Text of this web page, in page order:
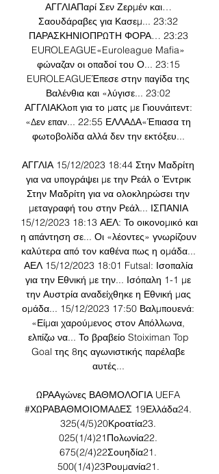
ΑΓΓΛΙΑΠαρί Σεν Ζερμέν και…
Σαουδάραβες για Κασεμ... 23:32
ΠΑΡΑΣΚΗΝΙΟΠΡΩΤΗ ΦΟΡΑ… 23:23
EUROLEAGUE«Euroleague Mafia»
φώναζαν οι οπαδοί του Ο... 23:15
EUROLEAGUEΈπεσε στην παγίδα της
Βαλένθια και «λύγισε... 23:02
ΑΓΓΛΙΑΚλοπ για το ματς με Γιουνάιτεντ:
«Δεν επαν... 22:55 ΕΛΛΑΔΑ«Έπιασα τη
φωτοβολίδα αλλά δεν την εκτόξευ...
ΑΓΓΛΙΑ 15/12/2023 18:44 Στην Μαδρίτη
για να υπογράψει με την Ρεάλ ο Έντρικ
Στην Μαδρίτη για να ολοκληρώσει την
μεταγραφή του στην Ρεάλ... ΙΣΠΑΝΙΑ
15/12/2023 18:13 ΑΕΛ: Το οικονομικό και
η απάντηση σε... Οι «λέοντες» γνωρίζουν
καλύτερα από τον καθένα πως η ομάδα...
ΑΕΛ 15/12/2023 18:01 Futsal: Ισοπαλία
για την Εθνική με την... Ισόπαλη 1-1 με
την Αυστρία αναδείχθηκε η Εθνική μας
ομάδα... 15/12/2023 17:50 Βαλμπουενά:
«Είμαι χαρούμενος στον Απόλλωνα,
ελπίζω να... Το βραβείο Stoiximan Top
Goal της 8ης αγωνιστικής παρέλαβε
αυτές...
ΩΡΑΑγώνες ΒΑΘΜΟΛΟΓΙΑ UEFA
#ΧΩΡΑΒΑΘΜΟΙΟΜΑΔΕΣ 19Ελλάδα24.
325(4/5)20Κροατία23.
025(1/4)21Πολωνία22.
675(2/4)22Σουηδία21.
500(1/4)23Ρουμανία21.